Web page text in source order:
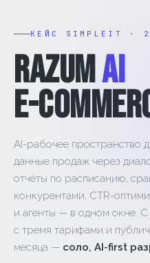
КЕЙС SIMPLEIT ·
RAZUMAI
E-
AI-рабочее пространство
данные продаж через
отчёты по расписанию,
конкурентами, CTR-
и агенты — в одном окне.
с тремя тарифами и
месяца — соло, AI-first